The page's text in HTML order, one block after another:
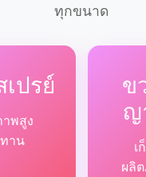
ทุกขนาด
ปรย์
พสูง
าน
ข
ญ
เ
ผลิ